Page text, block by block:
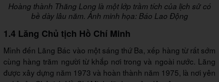
Hoàng thành Thăng Long là một lớp trầm tích của lịch sử có
bề dày lâu năm. Ảnh minh họa: Báo Lao Động
1.4 Lăng Chủ tịch Hồ Chí Minh
Mình đến Lăng Bác vào một sáng thứ Ba, xếp hàng từ rất sớm
cùng hàng trăm người từ khắp nơi trong và ngoài nước. Lăng
được xây dựng năm 1973 và hoàn thành năm 1975, là nơi yên